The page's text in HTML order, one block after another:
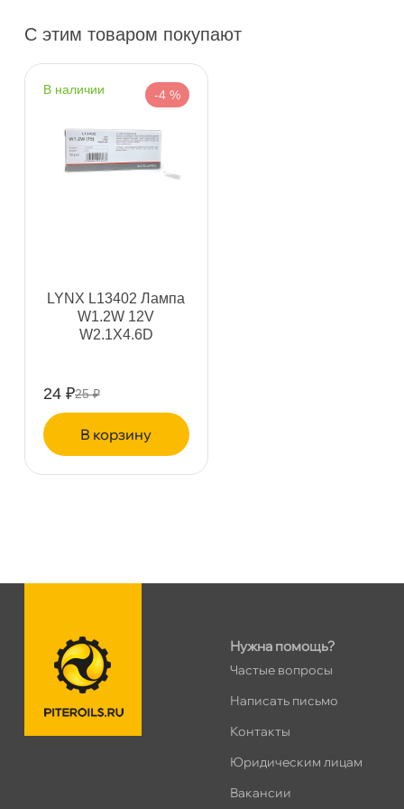
С этим товаром покупают
наличии -4 %
LYNX L13402 Лампа
W1.2W 12V
W2.1X4.6D
24 ₽25 ₽
корзину
Сегодня, бесплатно
н. Обводного канала 115
10:00 – 21:00
Сегодня, бесплатно
Ленинский пр. 92 к.1
ПН–ВС10:00 – 21:00
Сегодня, бесплатно
Сегодня, бесплатно
Хасанская 17к1 (Лента)
0
пр.Просвещения 72
Сегодня, бесплатно
Нужна помощь?
Частые вопросы
Написать письмо
Контакты
Юридическим лицам
акансии